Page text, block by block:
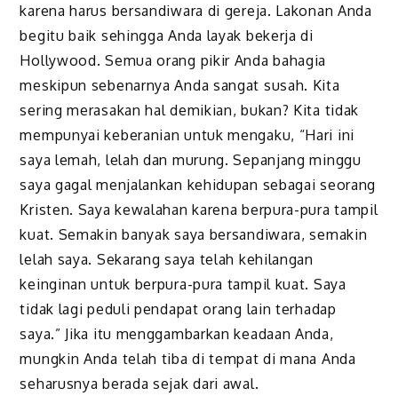
karena harus bersandiwara di gereja. Lakonan Anda
begitu baik sehingga Anda layak bekerja di
Hollywood. Semua orang pikir Anda bahagia
meskipun sebenarnya Anda sangat susah. Kita
sering merasakan hal demikian, bukan? Kita tidak
mempunyai keberanian untuk mengaku, “Hari ini
saya lemah, lelah dan murung. Sepanjang minggu
saya gagal menjalankan kehidupan sebagai seorang
Kristen. Saya kewalahan karena berpura-pura tampil
kuat. Semakin banyak saya bersandiwara, semakin
lelah saya. Sekarang saya telah kehilangan
keinginan untuk berpura-pura tampil kuat. Saya
tidak lagi peduli pendapat orang lain terhadap
saya.” Jika itu menggambarkan keadaan Anda,
mungkin Anda telah tiba di tempat di mana Anda
seharusnya berada sejak dari awal.